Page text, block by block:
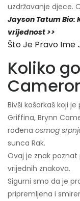
uzdržavanje djece.
Jayson Tatum Bio:
vrijednost >>
Što Je Pravo Ime
Koliko
Bivši košarkaš koji
Griffina, Brynn
rođena osmog
sunca Rak.
Ovaj je znak
vrijednih znakova.
Sigurni smo da je
pripremljena i